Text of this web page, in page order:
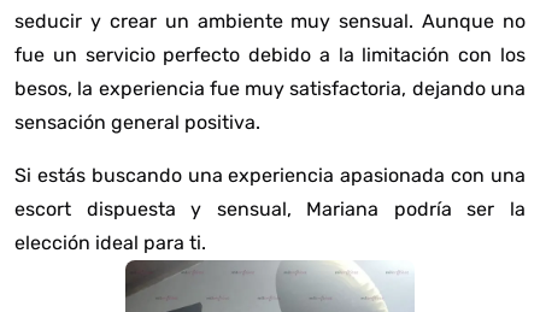
seducir y crear un ambiente muy sensual. Aunque no
fue un servicio perfecto debido a la limitación con los
besos, la experiencia fue muy satisfactoria, dejando una
sensación general positiva.
Si estás buscando una experiencia apasionada con una
escort dispuesta y sensual, Mariana podría ser la
elección ideal para ti.